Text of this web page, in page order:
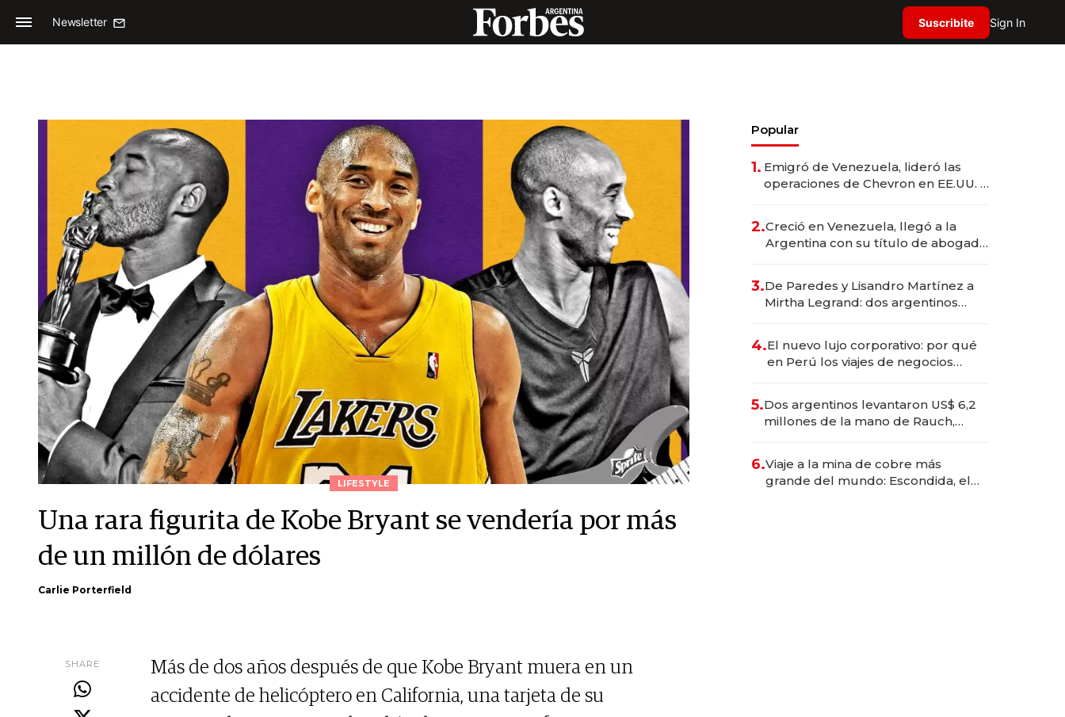
Newsletter Suscribite Sign In
LIFESTYLE
Una rara figurita de Kobe Bryant se vendería por más
de un millón de dólares
Carlie Porterfield
SHARE
Más de dos años después de que Kobe Bryant muera en un
accidente de helicóptero en California, una tarjeta de su
Popular
1. Emigró de Venezuela, lideró las
operaciones de Chevron en EE.UU. y
2.Creció en Venezuela, llegó a la
Argentina con su título de abogado
marcas "fast premium"
3.De Paredes y Lisandro Martínez a
Mirtha Legrand: dos argentinos
4.El nuevo lujo corporativo: por qué
en Perú los viajes de negocios
transformadoras
5.Dos argentinos levantaron US$ 6,2
millones de la mano de Rauch,
6.Viaje a la mina de cobre más
grande del mundo: Escondida, el